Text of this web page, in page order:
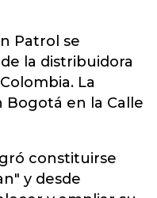
Patrol se
la distribuidora
La
Bogotá en la Calle
constituirse
y desde